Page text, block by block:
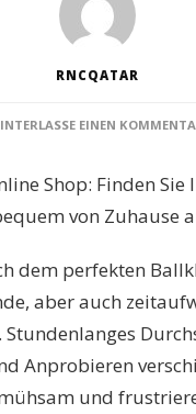
RNCQATAR
EINEN
Shop: Finden Sie
von Zuhause
dem perfekten
aber auch
Stundenlanges
Anprobieren
und